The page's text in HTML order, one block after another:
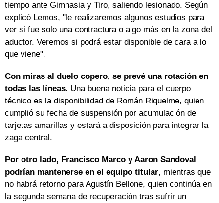
tiempo ante Gimnasia y Tiro, saliendo lesionado. Según
explicó Lemos, "le realizaremos algunos estudios para
ver si fue solo una contractura o algo más en la zona del
aductor. Veremos si podrá estar disponible de cara a lo
que viene".
Con miras al duelo copero, se prevé una rotación en
todas las líneas. Una buena noticia para el cuerpo
técnico es la disponibilidad de Román Riquelme, quien
cumplió su fecha de suspensión por acumulación de
tarjetas amarillas y estará a disposición para integrar la
zaga central.
Por otro lado, Francisco Marco y Aaron Sandoval
podrían mantenerse en el equipo titular, mientras que
no habrá retorno para Agustín Bellone, quien continúa en
la segunda semana de recuperación tras sufrir un